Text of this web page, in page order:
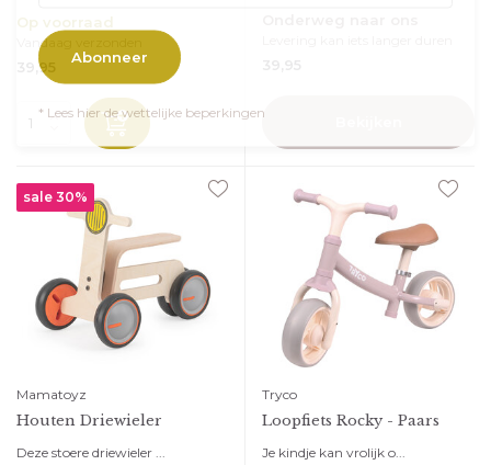
Op voorraad
Vandaag verzonden
39,95
sale 30%
Mamatoyz
Houten Driewieler
Deze stoere driewieler ...
Tryco
Loopfiets Rocky - Paars
Je kindje kan vrolijk o...
Abonneer
* Lees hier de wettelijke beperkingen